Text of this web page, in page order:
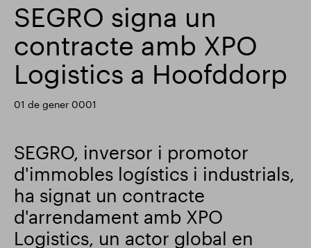
search
Cerca popular
Responsable SEGRO
Finca comercial de Slough
Actualització comercial Smart Park
SEGRO signa un
contracte amb XPO
Logistics a Hoofddorp
01 de gener 0001
SEGRO, inversor i promotor
d'immobles logístics i industrials,
ha signat un contracte
d'arrendament amb XPO
Logistics, un actor global en